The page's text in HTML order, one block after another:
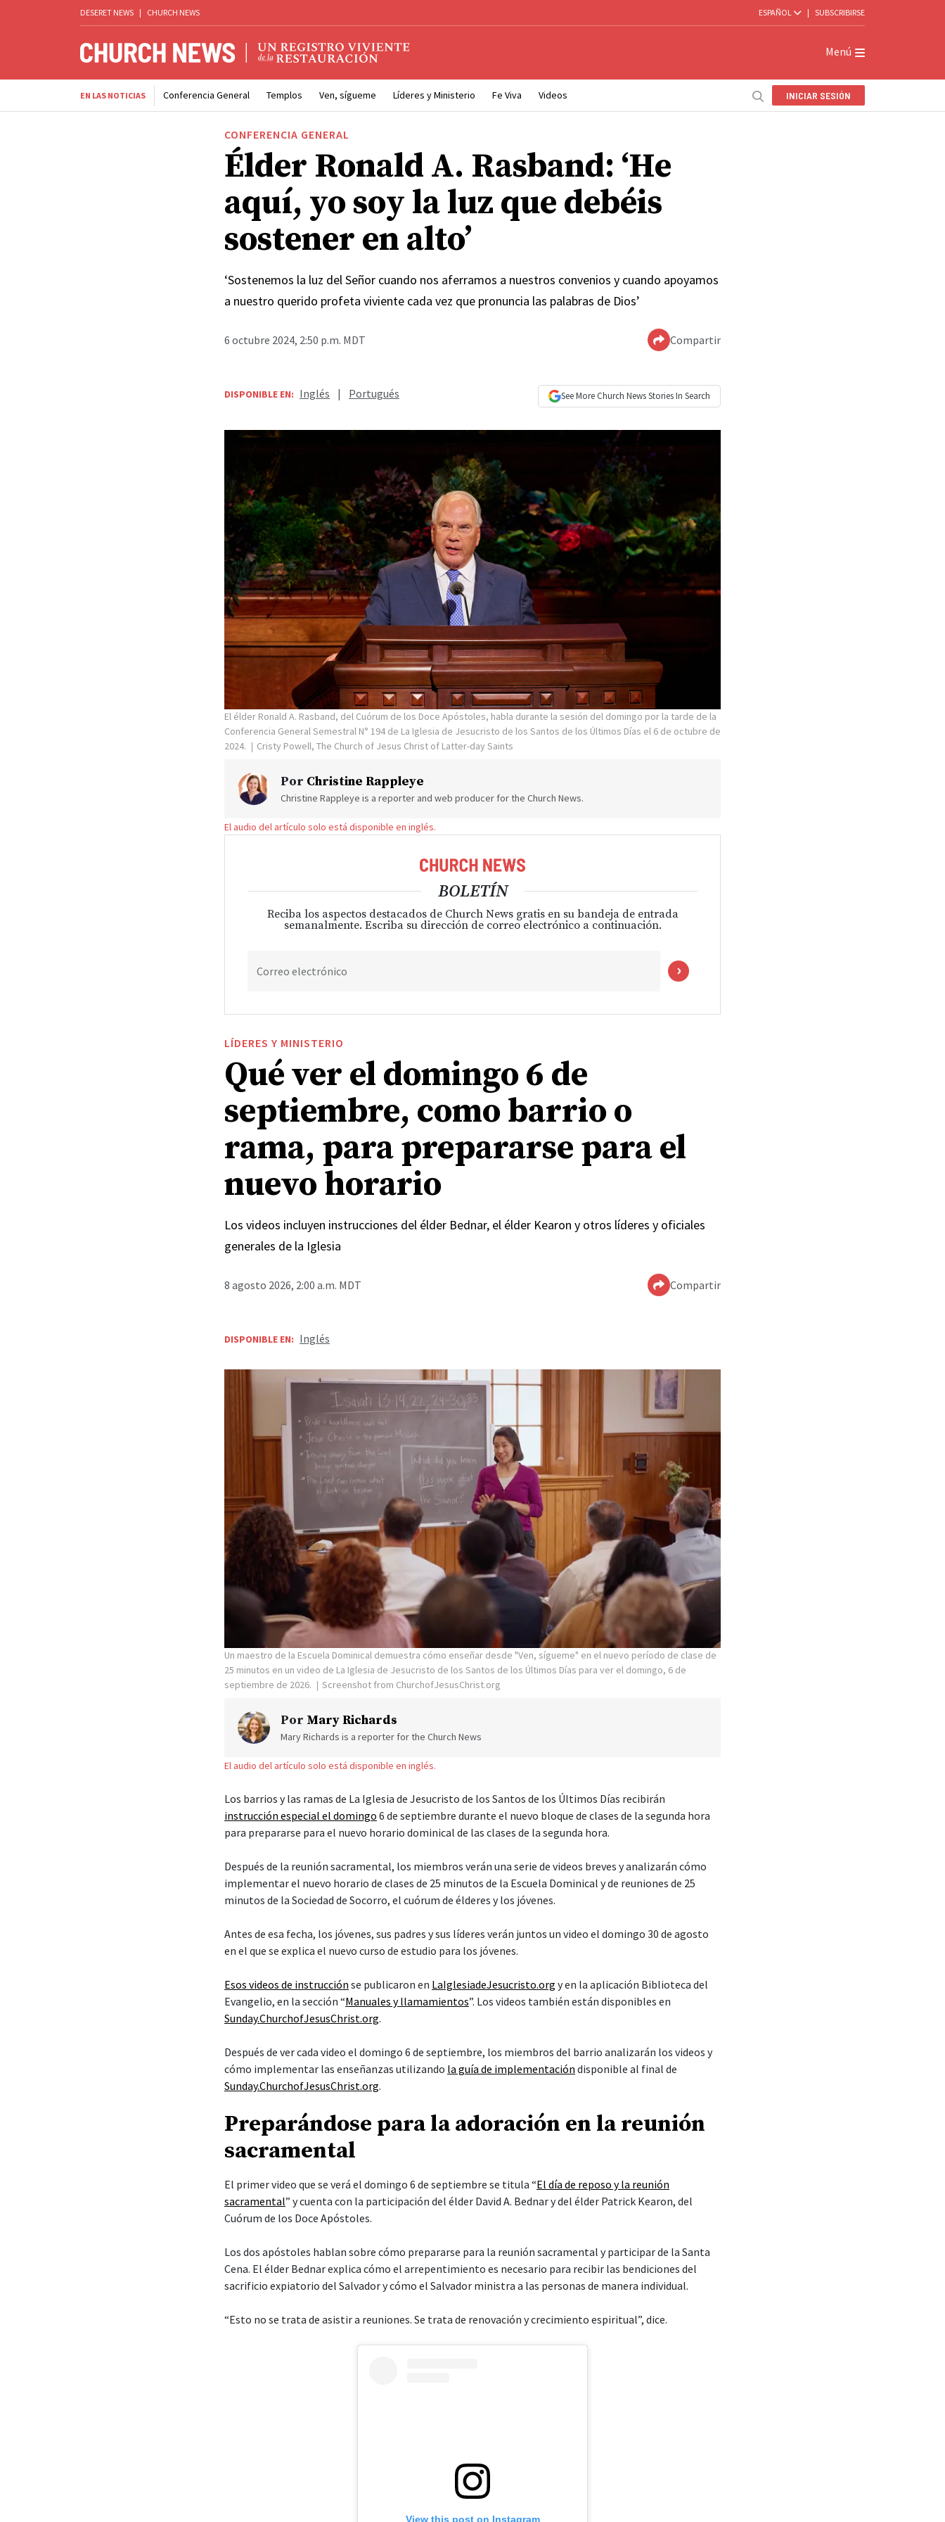
DESERET NEWS | CHURCH NEWS ESPAÑOL | SUBSCRIBIRSE
Menú
EN LAS NOTICIAS Conferencia General Templos Ven, sígueme Líderes y Ministerio Fe Viva Videos INICIAR SESIÓN
CONFERENCIA GENERAL
Élder Ronald A. Rasband: ‘He
aquí, yo soy la luz que debéis
sostener en alto’
‘Sostenemos la luz del Señor cuando nos aferramos a nuestros convenios y cuando apoyamos
a nuestro querido profeta viviente cada vez que pronuncia las palabras de Dios’
6 octubre 2024, 2:50 p.m. MDT Compartir
DISPONIBLE EN: Inglés | Portugués See More Church NewsStories In Search
El élder Ronald A. Rasband, del Cuórum de los Doce Apóstoles, habla durante la sesión del domingo por la tarde de la
Conferencia General Semestral N° 194 de La Iglesia de Jesucristo de los Santos de los Últimos Días el 6 de octubre de
2024.
Cristy Powell, The Church of Jesus Christ of Latter-day Saints
Por Christine Rappleye
Christine Rappleye is a reporter and web producer for the Church News.
El audio del artículo solo está disponible en inglés.
BOLETÍN
Reciba los aspectos destacados de Church News gratis en su bandeja de entrada
semanalmente. Escriba su dirección de correo electrónico a continuación.
Correo electrónico
LÍDERES Y MINISTERIO
Qué ver el domingo 6 de
septiembre, como barrio o
rama, para prepararse para el
nuevo horario
Los videos incluyen instrucciones del élder Bednar, el élder Kearon y otros líderes y oficiales
generales de la Iglesia
8 agosto 2026, 2:00 a.m. MDT Compartir
DISPONIBLE EN: Inglés
Un maestro de la Escuela Dominical demuestra cómo enseñar desde "Ven, sígueme" en el nuevo período de clase de
25 minutos en un video de La Iglesia de Jesucristo de los Santos de los Últimos Días para ver el domingo, 6 de
septiembre de 2026.
Screenshot from ChurchofJesusChrist.org
Por Mary Richards
Mary Richards is a reporter for the Church News
El audio del artículo solo está disponible en inglés.
Los barrios y las ramas de La Iglesia de Jesucristo de los Santos de los Últimos Días recibirán
instrucción especial el domingo 6 de septiembre durante el nuevo bloque de clases de la segunda hora
para prepararse para el nuevo horario dominical de las clases de la segunda hora.
Después de la reunión sacramental, los miembros verán una serie de videos breves y analizarán cómo
implementar el nuevo horario de clases de 25 minutos de la Escuela Dominical y de reuniones de 25
minutos de la Sociedad de Socorro, el cuórum de élderes y los jóvenes.
Antes de esa fecha, los jóvenes, sus padres y sus líderes verán juntos un video el domingo 30 de agosto
en el que se explica el nuevo curso de estudio para los jóvenes.
Esos videos de instrucción se publicaron en LaIglesiadeJesucristo.org y en la aplicación Biblioteca del
Evangelio, en la sección “Manuales y llamamientos”. Los videos también están disponibles en
Sunday.ChurchofJesusChrist.org.
Después de ver cada video el domingo 6 de septiembre, los miembros del barrio analizarán los videos y
cómo implementar las enseñanzas utilizando la guía de implementación disponible al final de
Sunday.ChurchofJesusChrist.org.
Preparándose para la adoración en la reunión
sacramental
El primer video que se verá el domingo 6 de septiembre se titula “El día de reposo y la reunión
sacramental” y cuenta con la participación del élder David A. Bednar y del élder Patrick Kearon, del
Cuórum de los Doce Apóstoles.
Los dos apóstoles hablan sobre cómo prepararse para la reunión sacramental y participar de la Santa
Cena. El élder Bednar explica cómo el arrepentimiento es necesario para recibir las bendiciones del
sacrificio expiatorio del Salvador y cómo el Salvador ministra a las personas de manera individual.
“Esto no se trata de asistir a reuniones. Se trata de renovación y crecimiento espiritual”, dice.
View this post on Instagram